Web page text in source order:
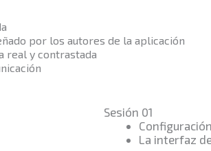
por los autores de la aplicación
real y contrastada
Sesión 01
La interfaz